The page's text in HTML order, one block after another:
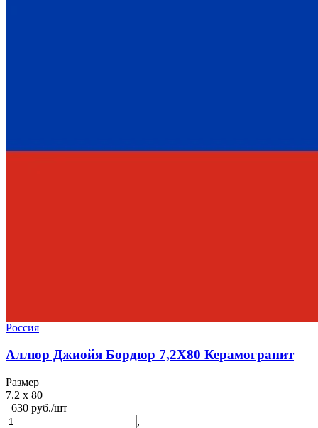
Россия
Аллюр Джиойя Бордюр 7,2X80 Керамогранит
Размер
7.2 x 80
630 руб./шт
,